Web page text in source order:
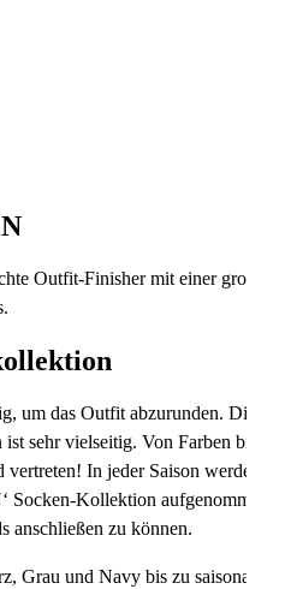
Outfit-Finisher mit einer großen
um das Outfit abzurunden. Die
sehr vielseitig. Von Farben bis zu
vertreten! In jeder Saison werden
Socken-Kollektion aufgenommen,
anschließen zu können.
Grau und Navy bis zu saisonalen